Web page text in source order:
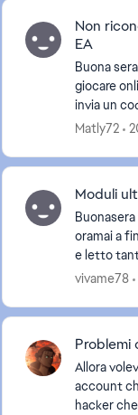
Non
EA
Buona
giocare
invia un
risolvere ? Grazie [Titolo modificato dal
Matly72
Moduli
oramai a
e letto
lamentato
vivame78
Problemi
Allora
account
hacker